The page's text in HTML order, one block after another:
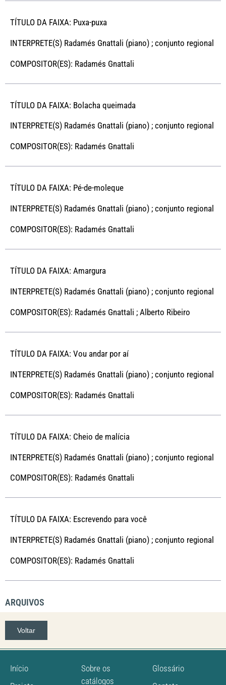
TÍTULO DA FAIXA: Puxa-puxa
INTERPRETE(S) Radamés Gnattali (piano) ; conjunto regional
COMPOSITOR(ES): Radamés Gnattali
TÍTULO DA FAIXA: Bolacha queimada
INTERPRETE(S) Radamés Gnattali (piano) ; conjunto regional
COMPOSITOR(ES): Radamés Gnattali
TÍTULO DA FAIXA: Pé-de-moleque
INTERPRETE(S) Radamés Gnattali (piano) ; conjunto regional
COMPOSITOR(ES): Radamés Gnattali
TÍTULO DA FAIXA: Amargura
INTERPRETE(S) Radamés Gnattali (piano) ; conjunto regional
COMPOSITOR(ES): Radamés Gnattali ; Alberto Ribeiro
TÍTULO DA FAIXA: Vou andar por aí
INTERPRETE(S) Radamés Gnattali (piano) ; conjunto regional
COMPOSITOR(ES): Radamés Gnattali
TÍTULO DA FAIXA: Cheio de malícia
INTERPRETE(S) Radamés Gnattali (piano) ; conjunto regional
COMPOSITOR(ES): Radamés Gnattali
TÍTULO DA FAIXA: Escrevendo para você
INTERPRETE(S) Radamés Gnattali (piano) ; conjunto regional
COMPOSITOR(ES): Radamés Gnattali
ARQUIVOS
Voltar
Início
Sobre os
catálogos
Glossário